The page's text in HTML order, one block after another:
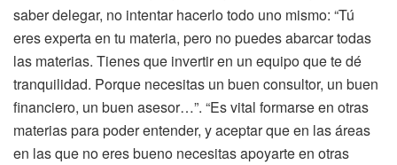
saber delegar, no intentar hacerlo todo uno mismo: “Tú
eres experta en tu materia, pero no puedes abarcar todas
las materias. Tienes que invertir en un equipo que te dé
tranquilidad. Porque necesitas un buen consultor, un buen
financiero, un buen asesor…”. “Es vital formarse en otras
materias para poder entender, y aceptar que en las áreas
en las que no eres bueno necesitas apoyarte en otras